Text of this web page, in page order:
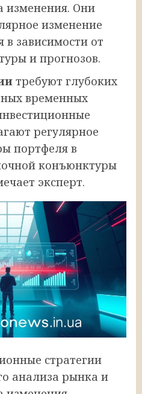
изменения. Они
изменение
в зависимости от
и прогнозов.
требуют глубоких
временных
регулярное
портфеля в
конъюнктуры
эксперт.
стратегии
анализа рынка и